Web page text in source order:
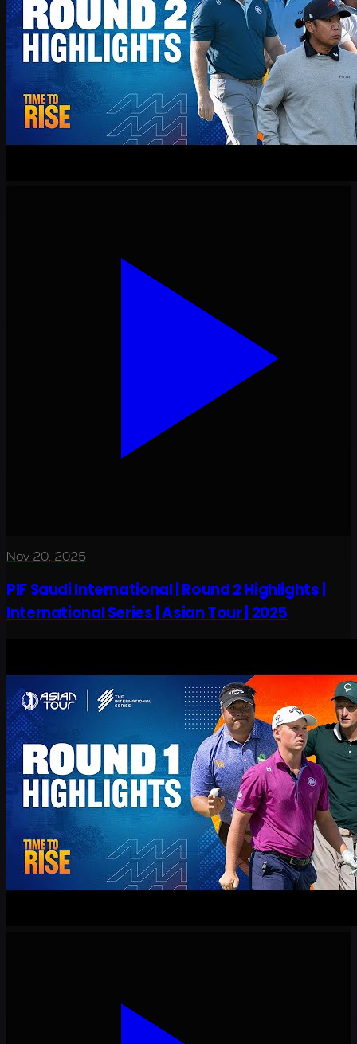
Nov 20, 2025
PIF Saudi International | Round 2 Highlights |
International Series | Asian Tour | 2025